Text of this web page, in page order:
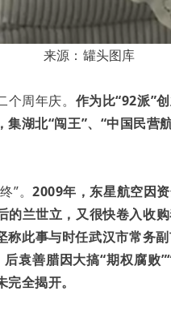
来源：罐头图库
周年庆。 作为比“92派”
湖北“闯王”、“中国民营
”。2009年，东星航空因
的兰世立，又很快卷入收
称此事与时任武汉市常务
袁善腊因大搞“期权腐败
全揭开。